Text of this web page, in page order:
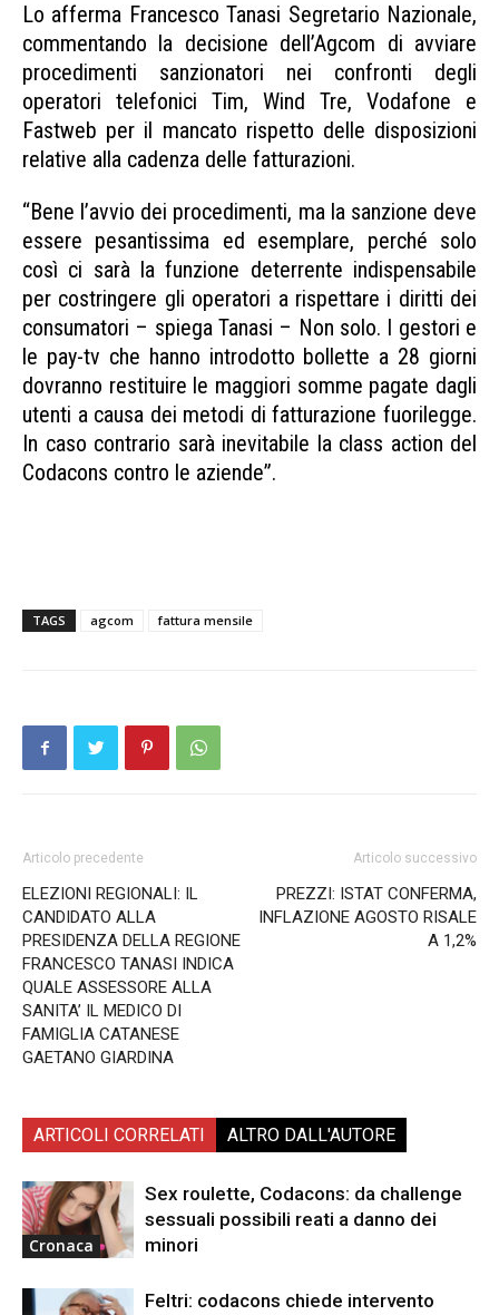
Lo afferma Francesco Tanasi Segretario Nazionale,
commentando la decisione dell’Agcom di avviare
procedimenti sanzionatori nei confronti degli
operatori telefonici Tim, Wind Tre, Vodafone e
Fastweb per il mancato rispetto delle disposizioni
relative alla cadenza delle fatturazioni.
“Bene l’avvio dei procedimenti, ma la sanzione deve
essere pesantissima ed esemplare, perché solo
così ci sarà la funzione deterrente indispensabile
per costringere gli operatori a rispettare i diritti dei
consumatori – spiega Tanasi – Non solo. I gestori e
le pay-tv che hanno introdotto bollette a 28 giorni
dovranno restituire le maggiori somme pagate dagli
utenti a causa dei metodi di fatturazione fuorilegge.
In caso contrario sarà inevitabile la class action del
Codacons contro le aziende”.
TAGS agcom fattura mensile
Articolo precedente
ELEZIONI REGIONALI: IL
CANDIDATO ALLA
PRESIDENZA DELLA REGIONE
FRANCESCO TANASI INDICA
QUALE ASSESSORE ALLA
SANITA’ IL MEDICO DI
FAMIGLIA CATANESE
GAETANO GIARDINA
Articolo successivo
PREZZI: ISTAT CONFERMA,
INFLAZIONE AGOSTO RISALE
A 1,2%
ARTICOLI CORRELATI ALTRO DALL'AUTORE
Cronaca
Sex roulette, Codacons: da challenge
sessuali possibili reati a danno dei
minori
Feltri: codacons chiede intervento